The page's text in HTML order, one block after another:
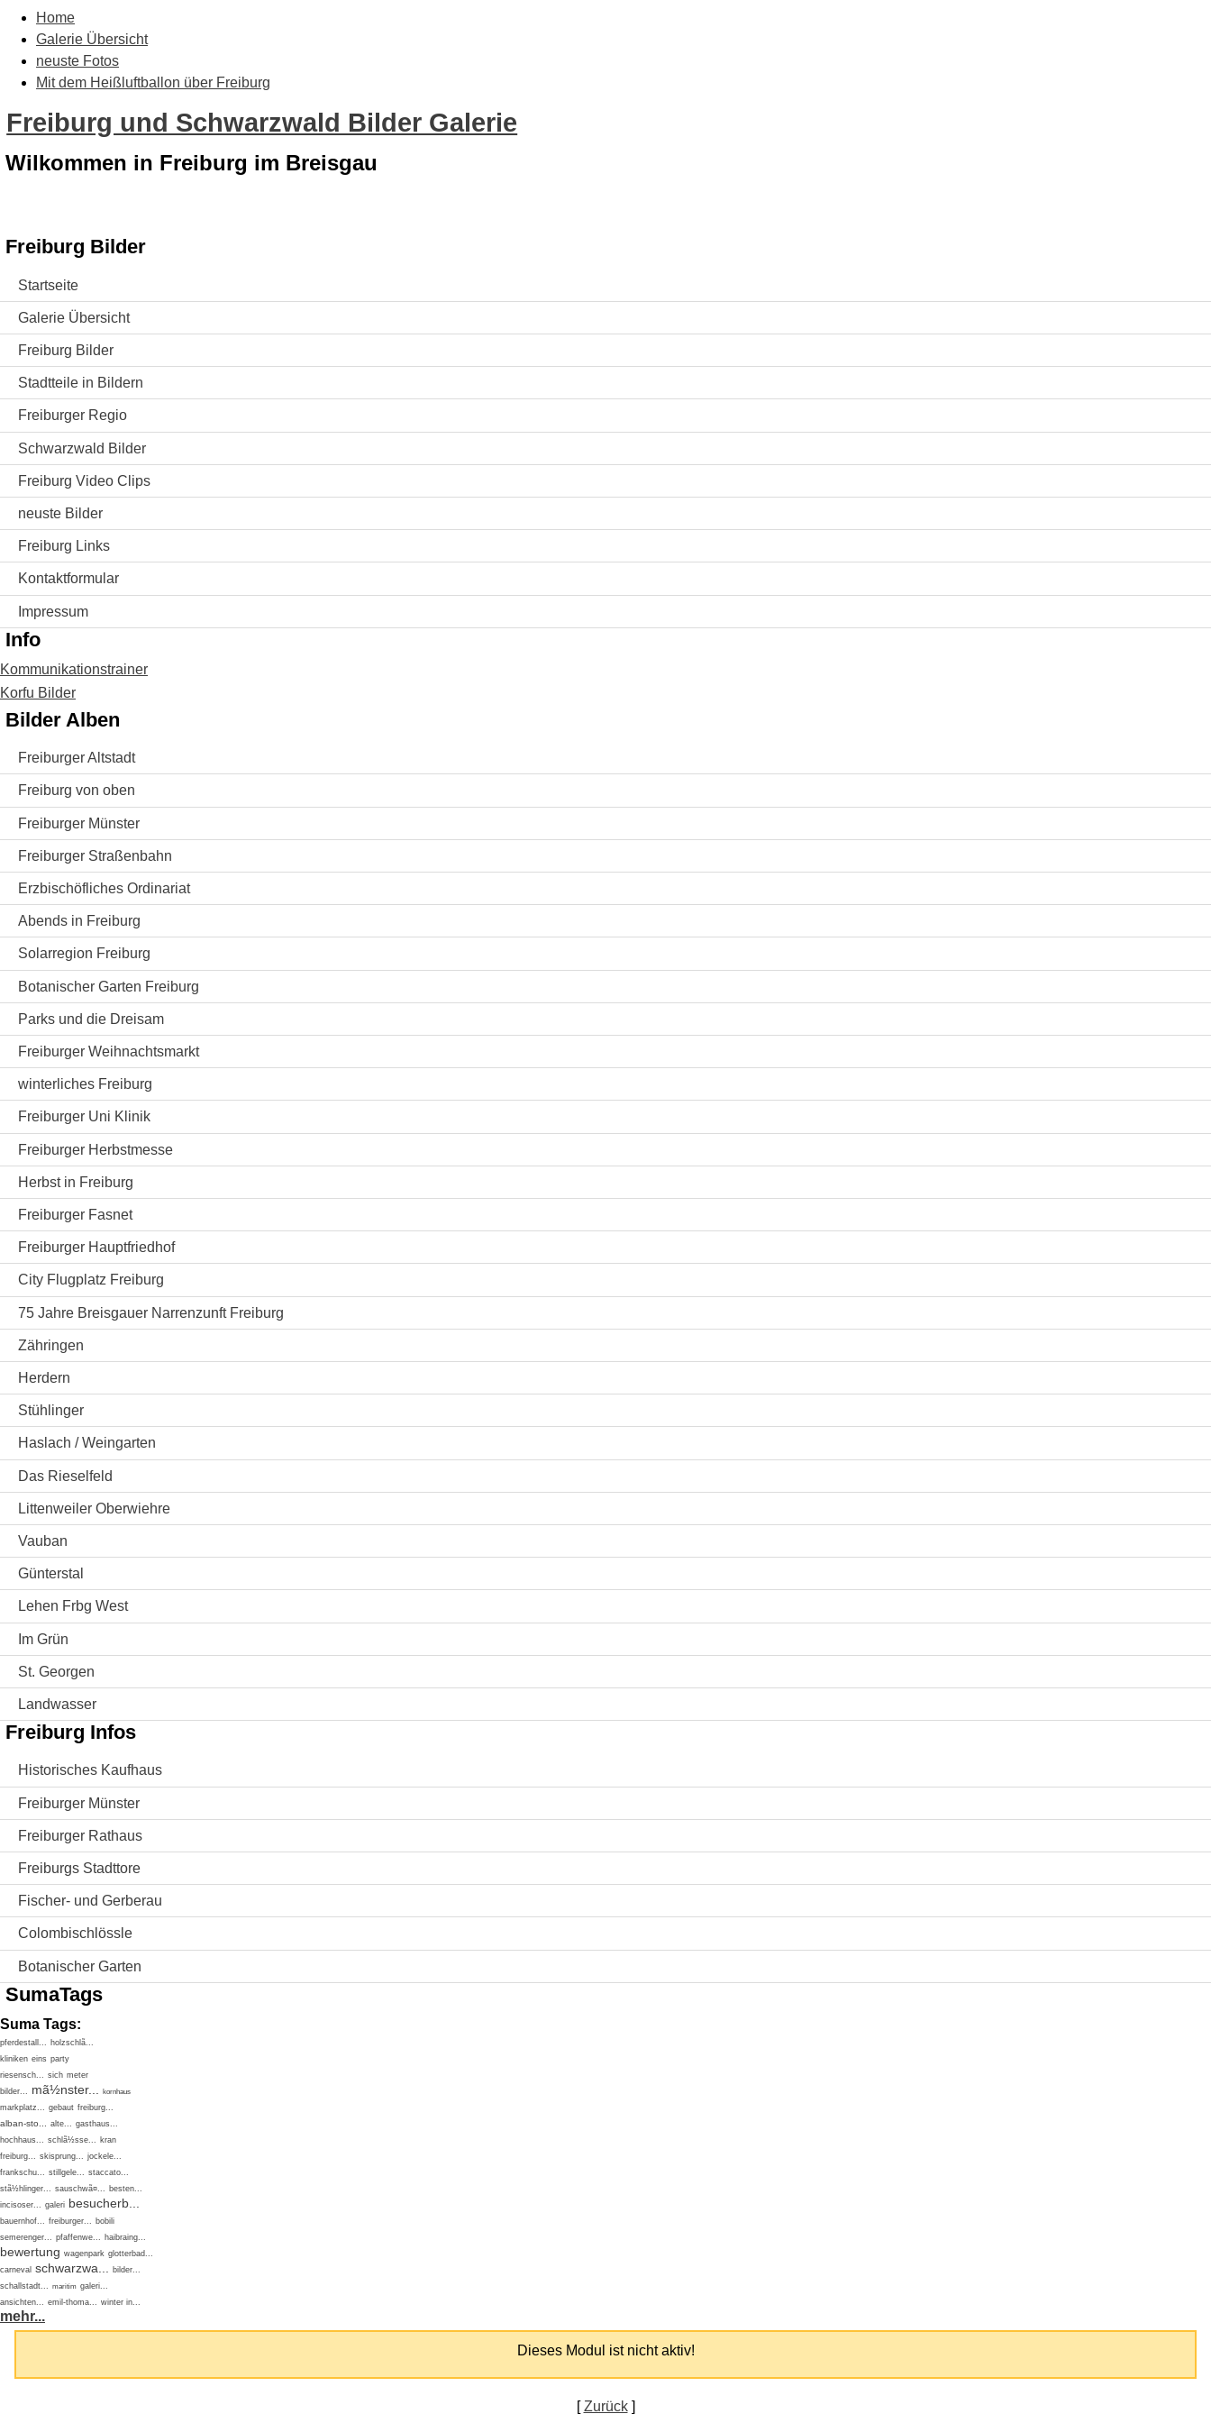
Home
Galerie Übersicht
neuste Fotos
Mit dem Heißluftballon über Freiburg
Freiburg und Schwarzwald Bilder Galerie
Wilkommen in Freiburg im Breisgau
Freiburg Bilder
Startseite
Galerie Übersicht
Freiburg Bilder
Stadtteile in Bildern
Freiburger Regio
Schwarzwald Bilder
Freiburg Video Clips
neuste Bilder
Freiburg Links
Kontaktformular
Impressum
Info
Kommunikationstrainer
Korfu Bilder
Bilder Alben
Freiburger Altstadt
Freiburg von oben
Freiburger Münster
Freiburger Straßenbahn
Erzbischöfliches Ordinariat
Abends in Freiburg
Solarregion Freiburg
Botanischer Garten Freiburg
Parks und die Dreisam
Freiburger Weihnachtsmarkt
winterliches Freiburg
Freiburger Uni Klinik
Freiburger Herbstmesse
Herbst in Freiburg
Freiburger Fasnet
Freiburger Hauptfriedhof
City Flugplatz Freiburg
75 Jahre Breisgauer Narrenzunft Freiburg
Zähringen
Herdern
Stühlinger
Haslach / Weingarten
Das Rieselfeld
Littenweiler Oberwiehre
Vauban
Günterstal
Lehen Frbg West
Im Grün
St. Georgen
Landwasser
Freiburg Infos
Historisches Kaufhaus
Freiburger Münster
Freiburger Rathaus
Freiburgs Stadttore
Fischer- und Gerberau
Colombischlössle
Botanischer Garten
SumaTags
Suma Tags:
pferdestall... holzschlã...
kliniken eins party
riesensch... sich meter
bilder... mã½nster... kornhaus
markplatz... gebaut freiburg...
alban-sto... alte... gasthaus...
hochhaus... schlã½sse... kran
freiburg... skisprung... jockele...
frankschu... stillgele... staccato...
stã½hlinger... sauschwã¤... besten...
incisoser... galeri besucherb...
bauernhof... freiburger... bobili
semerenger... pfaffenwe... haibraing...
bewertung wagenpark glotterbad...
carneval schwarzwa...
bilder...
schallstadt... maritim galeri...
ansichten... emil-thoma... winter in...
mehr...
Dieses Modul ist nicht aktiv!
Zurück]